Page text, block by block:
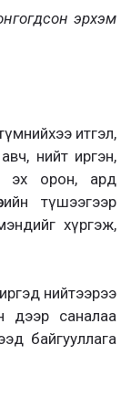
эрхэм
итгэл,
нийт иргэн,
эх орон, ард
түшээгээр
хүргэж,
нийтээрээ
дээр саналаа
байгууллага